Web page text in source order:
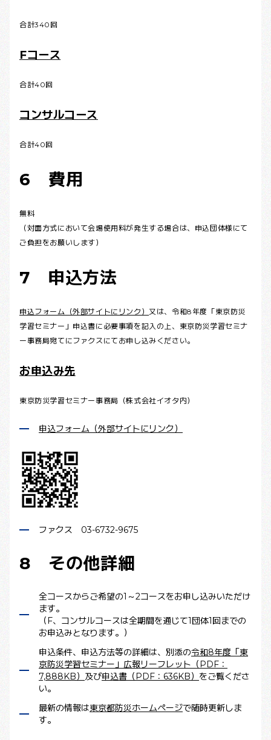
合計340回
Fコース
合計40回
コンサルコース
合計40回
6 費用
無料
（対面方式において会場使用料が発生する場合は、申込団体様にて
ご負担をお願いします）
7 申込方法
申込フォーム（外部サイトにリンク） 又は、令和8年度「東京防災
学習セミナー」申込書に必要事項を記入の上、東京防災学習セミナ
ー事務局宛てにファクスにてお申し込みください。
お申込み先
東京防災学習セミナー事務局（株式会社イオタ内）
申込フォーム（外部サイトにリンク）
ファクス 03-6732-9675
8 その他詳細
全コースからご希望の1～2コースをお申し込みいただけ
ます。
（F、コンサルコースは全期間を通じて1団体1回までの
お申込みとなります。）
申込条件、申込方法等の詳細は、別添の令和8年度「東
京防災学習セミナー」広報リーフレット（PDF：
7,888KB） 及び申込書（PDF：636KB） をご覧くださ
い。
最新の情報は東京都防災ホームページで随時更新しま
す。